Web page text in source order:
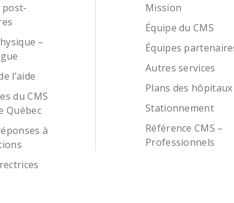
post-
–
l’aide
du CMS
Québec
à
Mission
Équipe du CMS
Équipes
Autres services
Plans des hôpitaux
Stationnement
Référence CMS –
Professionnels